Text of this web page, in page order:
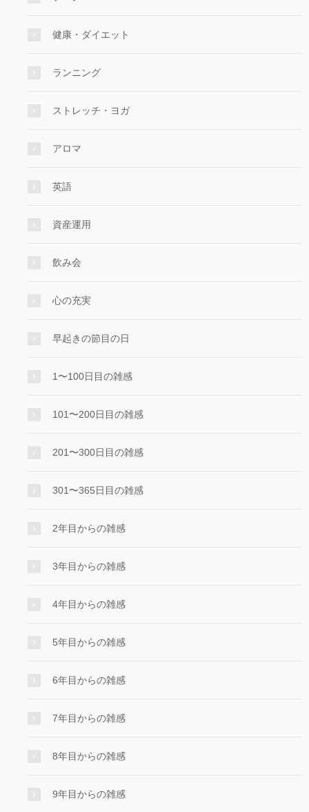
健康・ダイエット
ランニング
ストレッチ・ヨガ
アロマ
英語
資産運用
飲み会
心の充実
早起きの節目の日
1〜100日目の雑感
101〜200日目の雑感
201〜300日目の雑感
301〜365日目の雑感
2年目からの雑感
3年目からの雑感
4年目からの雑感
5年目からの雑感
6年目からの雑感
7年目からの雑感
8年目からの雑感
9年目からの雑感